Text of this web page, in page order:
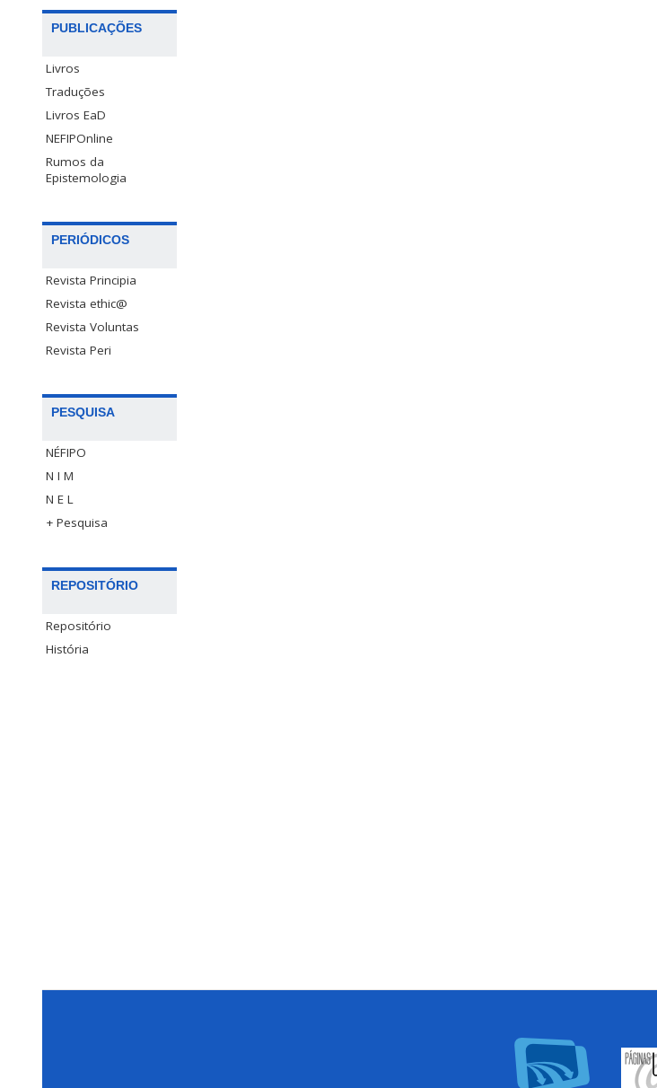
PUBLICAÇÕES
Livros
Traduções
Livros EaD
NEFIPOnline
Rumos da
Epistemologia
PERIÓDICOS
Revista Principia
Revista ethic@
Revista Voluntas
Revista Peri
PESQUISA
NÉFIPO
N I M
N E L
+ Pesquisa
REPOSITÓRIO
Repositório
História